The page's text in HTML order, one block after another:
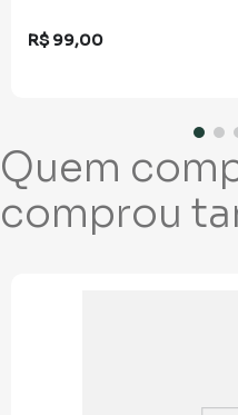
R$ 99,00
Quem
comprou